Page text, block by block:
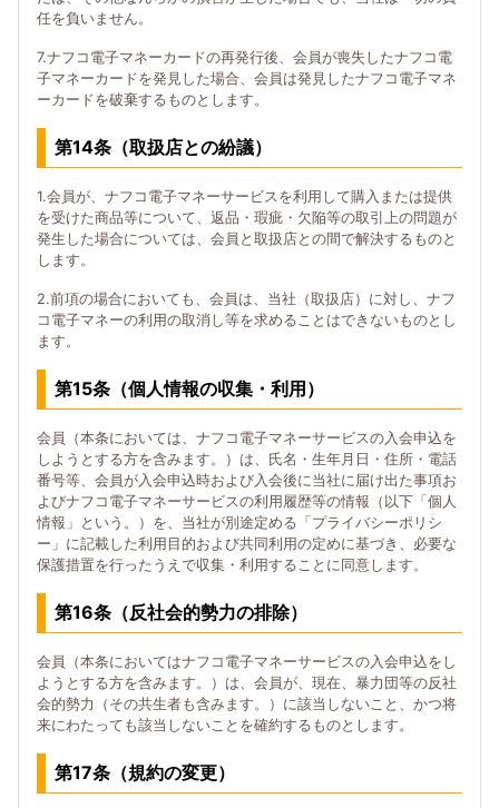
任を負いません。
7.ナフコ電子マネーカードの再発行後、会員が喪失したナフコ電
子マネーカードを発見した場合、会員は発見したナフコ電子マネ
ーカードを破棄するものとします。
第14条（取扱店との紛議）
1.会員が、ナフコ電子マネーサービスを利用して購入または提供
を受けた商品等について、返品・瑕疵・欠陥等の取引上の問題が
発生した場合については、会員と取扱店との間で解決するものと
します。
2.前項の場合においても、会員は、当社（取扱店）に対し、ナフ
コ電子マネーの利用の取消し等を求めることはできないものとし
ます。
第15条（個人情報の収集・利用）
会員（本条においては、ナフコ電子マネーサービスの入会申込を
しようとする方を含みます。）は、氏名・生年月日・住所・電話
番号等、会員が入会申込時および入会後に当社に届け出た事項お
よびナフコ電子マネーサービスの利用履歴等の情報（以下「個人
情報」という。）を、当社が別途定める「プライバシーポリシ
ー」に記載した利用目的および共同利用の定めに基づき、必要な
保護措置を行ったうえで収集・利用することに同意します。
第16条（反社会的勢力の排除）
会員（本条においてはナフコ電子マネーサービスの入会申込をし
ようとする方を含みます。）は、会員が、現在、暴力団等の反社
会的勢力（その共生者も含みます。）に該当しないこと、かつ将
来にわたっても該当しないことを確約するものとします。
第17条（規約の変更）